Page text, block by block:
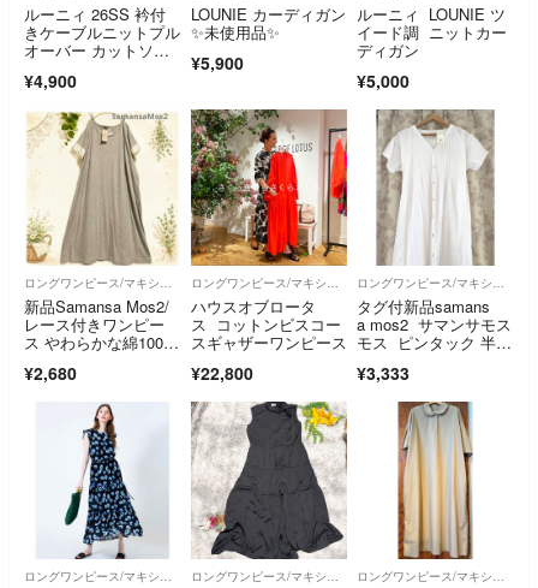
ルーニィ 26SS 衿付
きケーブルニットプル
オーバー カットソ
¥4,900
LOUNIE カーディガン
✨未使用品✨
¥5,900
ルーニィ LOUNIE ツ
イード調 ニットカー
ディガン
¥5,000
ロングワンピース/マキシワンピース
新品Samansa Mos2/
レース付きワンピー
ス やわらかな綿100％
した着心地の良いワン
ピース ゆったり♪
¥2,680
ロングワンピース/マキシワンピース
ハウスオブロータ
ス コットンビスコー
スギャザーワンピース
¥22,800
ロングワンピース/マキシワンピース
タグ付新品samans
a mos2 サマンサモス
モス ピンタック 半袖
ト SM2 Samansa M
¥3,333
ロングワンピース/マキシワンピース ロングワンピース/マキシワンピース ロングワンピース/マキシワンピース